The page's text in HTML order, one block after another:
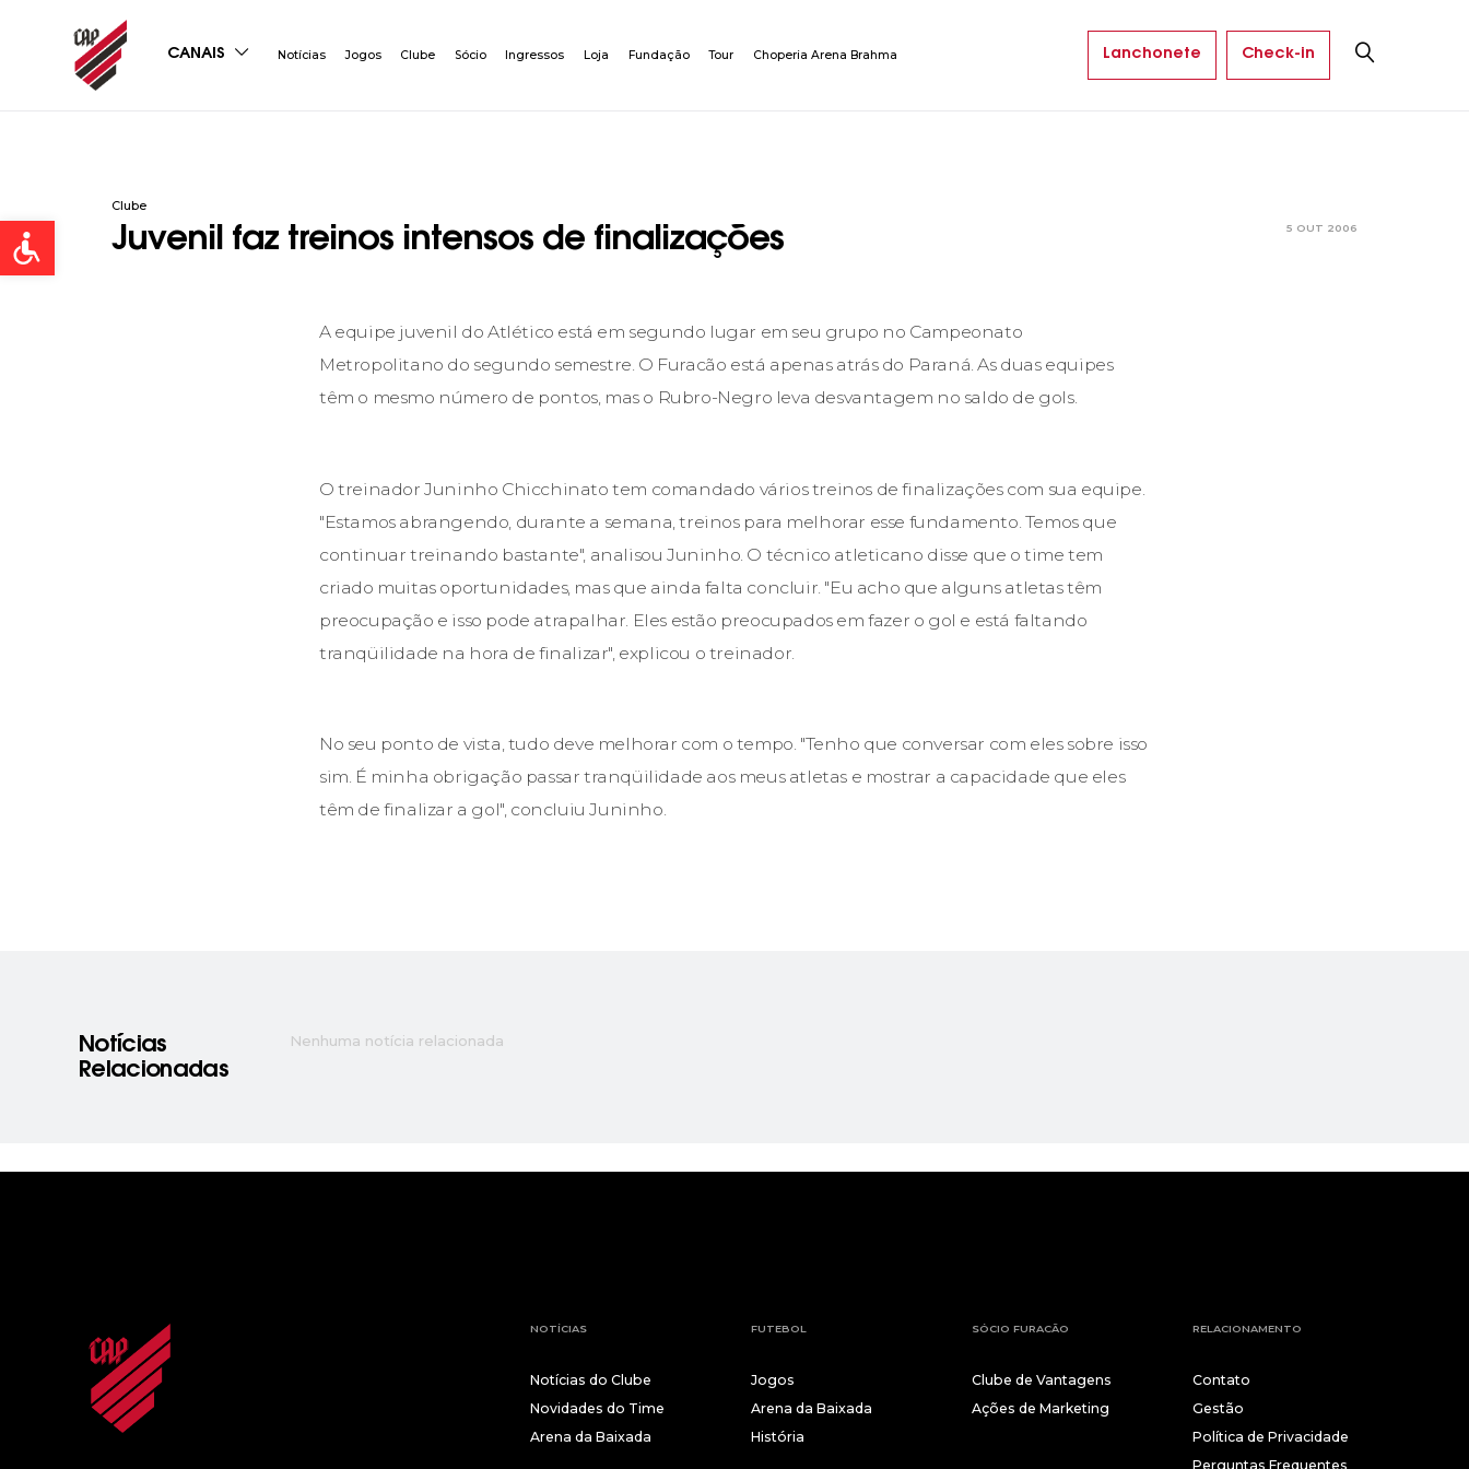
Open toolbar
CANAIS Notícias Jogos Clube Sócio Ingressos Loja Fundação Tour Choperia Arena Brahma Lanchonete Check-in
Clube
Juvenil faz treinos intensos de finalizações 5 OUT 2006
A equipe juvenil do Atlético está em segundo lugar em seu grupo no Campeonato
Metropolitano do segundo semestre. O Furacão está apenas atrás do Paraná. As duas equipes
têm o mesmo número de pontos, mas o Rubro-Negro leva desvantagem no saldo de gols.
O treinador Juninho Chicchinato tem comandado vários treinos de finalizações com sua equipe.
"Estamos abrangendo, durante a semana, treinos para melhorar esse fundamento. Temos que
continuar treinando bastante", analisou Juninho. O técnico atleticano disse que o time tem
criado muitas oportunidades, mas que ainda falta concluir. "Eu acho que alguns atletas têm
preocupação e isso pode atrapalhar. Eles estão preocupados em fazer o gol e está faltando
tranqüilidade na hora de finalizar", explicou o treinador.
No seu ponto de vista, tudo deve melhorar com o tempo. "Tenho que conversar com eles sobre isso
sim. É minha obrigação passar tranqüilidade aos meus atletas e mostrar a capacidade que eles
têm de finalizar a gol", concluiu Juninho.
Notícias
Relacionadas
Nenhuma notícia relacionada
NOTÍCIAS
Notícias do Clube
Novidades do Time
Arena da Baixada
FUTEBOL
Jogos
Arena da Baixada
História
SÓCIO FURACÃO
Clube de Vantagens
Ações de Marketing
RELACIONAMENTO
Contato
Gestão
Política de Privacidade
Perguntas Frequentes